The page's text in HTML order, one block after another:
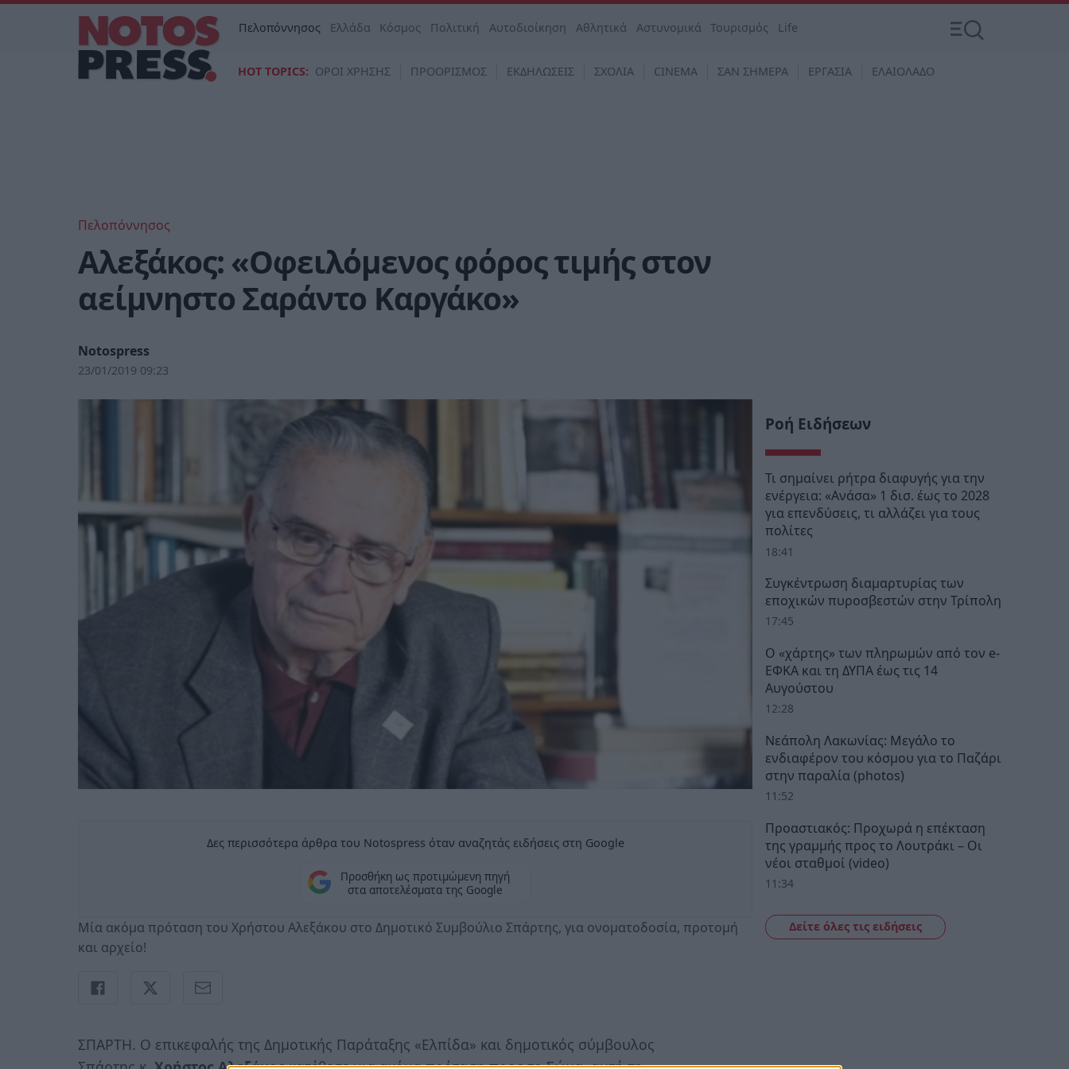
Πελοπόννησος Ελλάδα Κόσμος Πολιτική Αυτοδιοίκηση Αθλητικά Αστυνομικά Τουρισμός Life
HOT TOPICS: ΟΡΟΙ ΧΡΗΣΗΣ ΠΡΟΟΡΙΣΜΟΣ ΕΚΔΗΛΩΣΕΙΣ ΣΧΟΛΙΑ CINEMA ΣΑΝ ΣΗΜΕΡΑ ΕΡΓΑΣΙΑ ΕΛΑΙΟΛΑΔΟ
Πελοπόννησος
Αλεξάκος: «Οφειλόμενος φόρος τιμής στον
αείμνηστο Σαράντο Καργάκο»
Notospress
23/01/2019 09:23
Δες περισσότερα άρθρα του Notospress όταν αναζητάς ειδήσεις στη Google
Προσθήκη ως προτιμώμενη πηγή
στα αποτελέσματα της Google
Μία ακόμα πρόταση του Xρήστου Αλεξάκου στο Δημοτικό Συμβούλιο Σπάρτης, για ονοματοδοσία, προτομή
και αρχείο!
ΣΠΑΡΤΗ. O επικεφαλής της Δημοτικής Παράταξης «Ελπίδα» και δημοτικός σύμβουλος
Ροή Ειδήσεων
Τι σημαίνει ρήτρα διαφυγής για την
ενέργεια: «Ανάσα» 1 δισ. έως το 2028
για επενδύσεις, τι αλλάζει για τους
πολίτες
18:41
Συγκέντρωση διαμαρτυρίας των
εποχικών πυροσβεστών στην Τρίπολη
17:45
Ο «χάρτης» των πληρωμών από τον e-
ΕΦΚΑ και τη ΔΥΠΑ έως τις 14
Αυγούστου
12:28
Νεάπολη Λακωνίας: Μεγάλο το
ενδιαφέρον του κόσμου για το Παζάρι
στην παραλία (photos)
11:52
Προαστιακός: Προχωρά η επέκταση
της γραμμής προς το Λουτράκι – Οι
νέοι σταθμοί (video)
11:34
Δείτε όλες τις ειδήσεις